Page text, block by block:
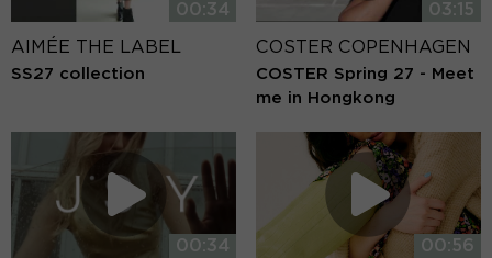
00:34
AIMÉE THE LABEL
SS27 collection
03:15
COSTER COPENHAGEN
COSTER Spring 27 - Meet
me in Hongkong
00:34
00:56